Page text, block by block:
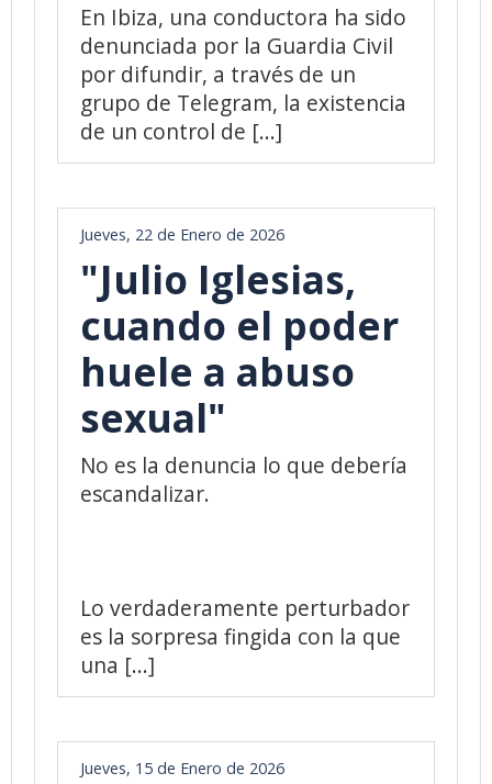
En Ibiza, una conductora ha sido
denunciada por la Guardia Civil
por difundir, a través de un
grupo de Telegram, la existencia
de un control de [...]
Jueves, 22 de Enero de 2026
"Julio Iglesias,
cuando el poder
huele a abuso
sexual"
No es la denuncia lo que debería
escandalizar.
Lo verdaderamente perturbador
es la sorpresa fingida con la que
una [...]
Jueves, 15 de Enero de 2026